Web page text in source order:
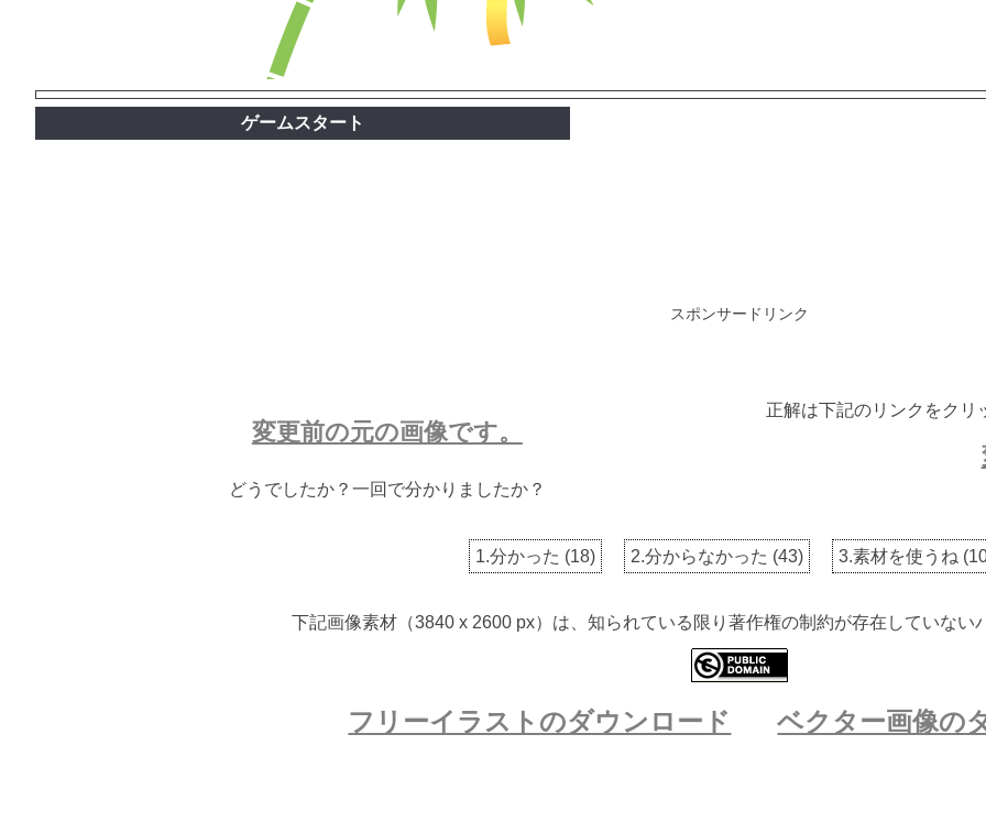
ゲームスタート
スポンサードリンク
正解は下記のリンクをクリ
変更前の元の画像です。
どうでしたか？一回で分かりましたか？
1.分かった (18) 2.分からなかった (43) 3.素材を使うね (
下記画像素材（3840 x 2600 px）は、知られている限り著作権の制約が存在していない
フリーイラストのダウンロード ベクター画像の